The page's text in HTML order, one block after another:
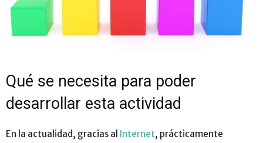
Qué se necesita para poder
desarrollar esta actividad
En la actualidad, gracias al Internet, prácticamente